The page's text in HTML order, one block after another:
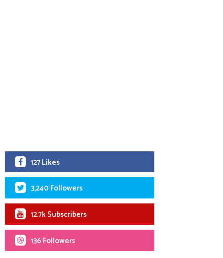
127 Likes
3,240 Followers
12.7k Subscribers
136 Followers